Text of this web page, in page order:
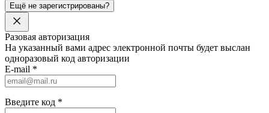
Ещё не зарегистрированы?
Разовая авторизация
На указанный вами адрес электронной почты будет выслан
одноразовый код авторизации
E-mail *
Введите код *